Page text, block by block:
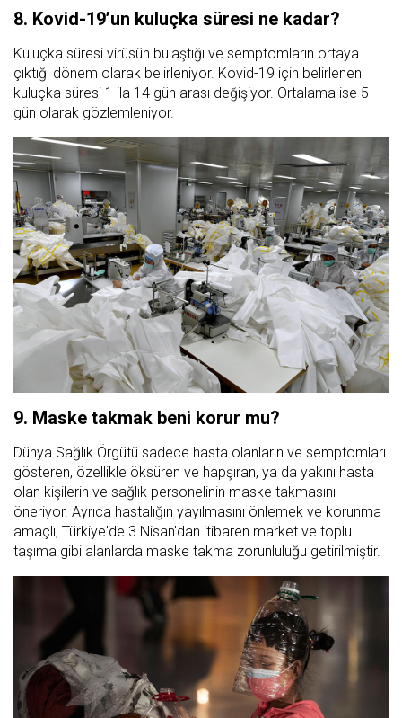
8. Kovid-19’un kuluçka süresi ne kadar?
Kuluçka süresi virüsün bulaştığı ve semptomların ortaya
çıktığı dönem olarak belirleniyor. Kovid-19 için belirlenen
kuluçka süresi 1 ila 14 gün arası değişiyor. Ortalama ise 5
gün olarak gözlemleniyor.
9. Maske takmak beni korur mu?
Dünya Sağlık Örgütü sadece hasta olanların ve semptomları
gösteren, özellikle öksüren ve hapşıran, ya da yakını hasta
olan kişilerin ve sağlık personelinin maske takmasını
öneriyor. Ayrıca hastalığın yayılmasını önlemek ve korunma
amaçlı, Türkiye'de 3 Nisan'dan itibaren market ve toplu
taşıma gibi alanlarda maske takma zorunluluğu getirilmiştir.